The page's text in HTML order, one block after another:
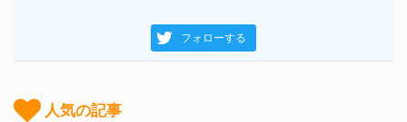
フォローする
人気の記事